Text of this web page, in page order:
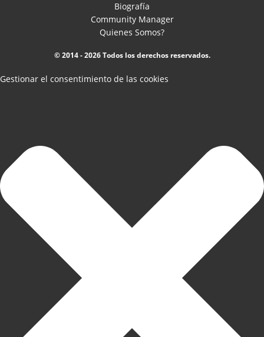
Biografía
Community Manager
Quienes Somos?
© 2014 - 2026 Todos los derechos reservados.
Gestionar el consentimiento de las cookies